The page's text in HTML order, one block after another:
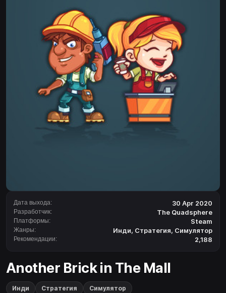
Дата выхода: 30 Apr 2020
Разработчик: The Quadsphere
Платформы: Steam
Жанры: Инди, Стратегия, Симулятор
Рекомендации: 2,188
Another Brick in The Mall
Инди Стратегия Симулятор